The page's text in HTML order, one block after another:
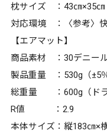
枕サイズ ：43㎝×35㎝
対応環境 ：〈参考〉
【エアマット】
商品素材 ：30デニー
製品重量 ：530g（±5％
総重量 ：600g（ドラ
R値 ：2.9
本体サイズ：縦183㎝×